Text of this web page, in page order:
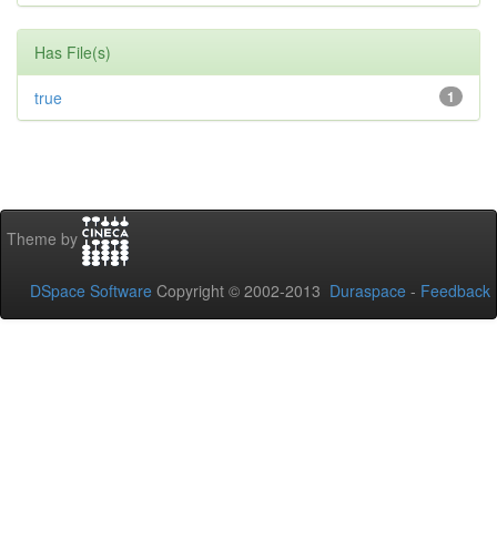
Has File(s)
1
true
Theme by
DSpace Software Copyright © 2002-2013 Duraspace - Feedback